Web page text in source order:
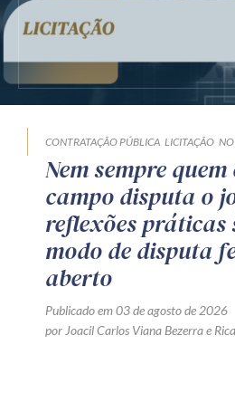
CONTRATAÇÃO PÚBLICA LICITAÇÃO
Nem sempre
campo disputa o
reflexões práticas
modo de disputa
aberto
Publicado em 03 de agosto de 2026
por Joacil Carlos Viana Bezerrae